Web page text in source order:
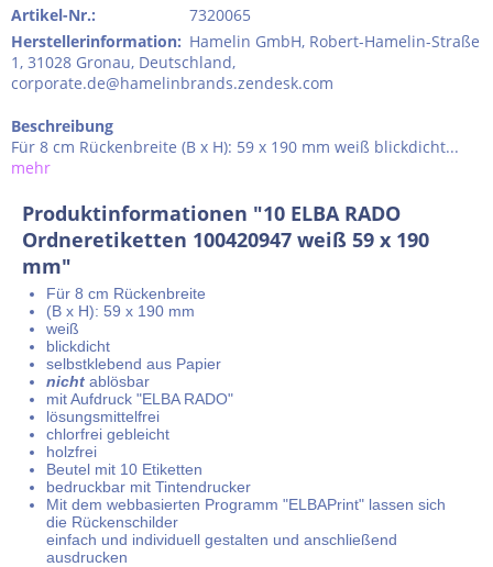
Artikel-Nr.:
7320065
Herstellerinformation: Hamelin GmbH, Robert-Hamelin-Straße
1, 31028 Gronau, Deutschland,
corporate.de@hamelinbrands.zendesk.com
Beschreibung
Für 8 cm Rückenbreite (B x H): 59 x 190 mm weiß blickdicht...
mehr
Produktinformationen "10 ELBA RADO
Ordneretiketten 100420947 weiß 59 x 190
mm"
Für 8 cm Rückenbreite
(B x H): 59 x 190 mm
weiß
blickdicht
selbstklebend aus Papier
nicht ablösbar
mit Aufdruck "ELBA RADO"
lösungsmittelfrei
chlorfrei gebleicht
holzfrei
Beutel mit 10 Etiketten
bedruckbar mit Tintendrucker
Mit dem webbasierten Programm "ELBAPrint" lassen sich
die Rückenschilder
einfach und individuell gestalten und anschließend
ausdrucken